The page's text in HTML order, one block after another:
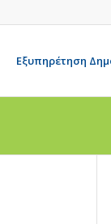
Εξυπηρέτηση